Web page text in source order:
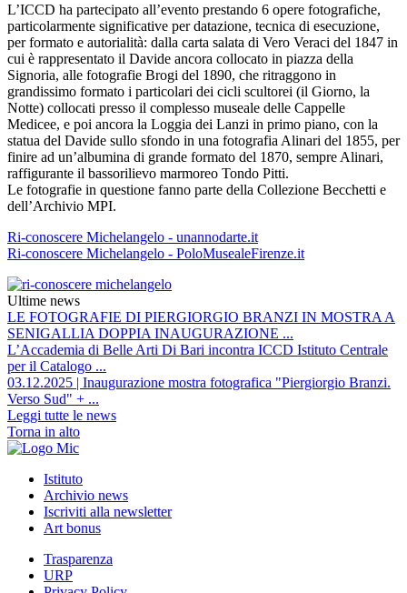
L’ICCD ha partecipato all’evento prestando 6 opere fotografiche,
particolarmente significative per datazione, tecnica di esecuzione,
per formato e autorialità: dalla carta salata di Vero Veraci del 1847 in
cui è rappresentato il Davide ancora collocato in piazza della
Signoria, alle fotografie Brogi del 1890, che ritraggono in
grandissimo formato i particolari dei cicli scultorei (il Giorno, la
Notte) collocati presso il complesso museale delle Cappelle
Medicee, e poi ancora la Loggia dei Lanzi in primo piano, con la
statua del Davide sullo sfondo in una fotografia Alinari del 1855, per
finire ad un’albumina di grande formato del 1870, sempre Alinari,
raffigurante il bassorilievo marmoreo Tondo Pitti.
Le fotografie in questione fanno parte della Collezione Becchetti e
dell’Archivio MPI.
Ri-conoscere Michelangelo - unannodarte.it
Ri-conoscere Michelangelo - PoloMusealeFirenze.it
Ultime news
LE FOTOGRAFIE DI PIERGIORGIO BRANZI IN MOSTRA A
SENIGALLIA DOPPIA INAUGURAZIONE ...
L’Accademia di Belle Arti Di Bari incontra ICCD Istituto Centrale
per il Catalogo ...
03.12.2025 | Inaugurazione mostra fotografica "Piergiorgio Branzi.
Verso Sud" + ...
Leggi tutte le news
Torna in alto
Istituto
Archivio news
Iscriviti alla newsletter
Art bonus
Trasparenza
URP